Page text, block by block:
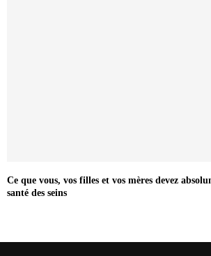
Ce que vous, vos filles et vos mères devez
santé des seins